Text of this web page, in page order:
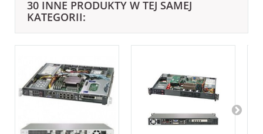
30 INNE PRODUKTY W TEJ SAMEJ
KATEGORII: